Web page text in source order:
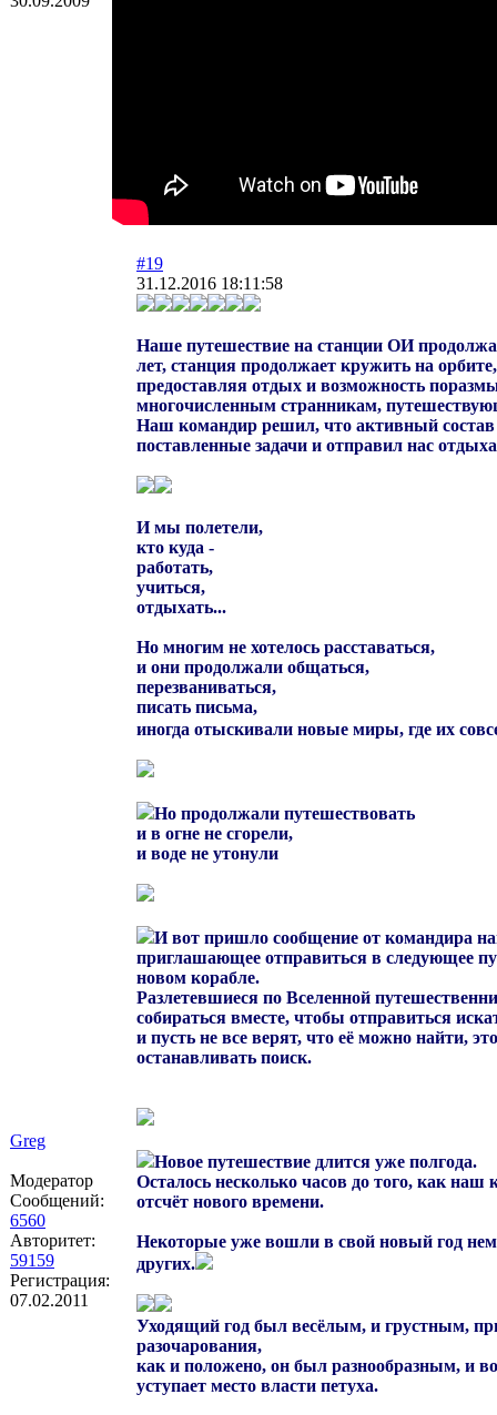
Greg
Модератор
Сообщений:
6560
Авторитет:
59159
Регистрация:
07.02.2011
#19
31.12.2016 18:11:58
Наше путешествие на станции ОИ
лет, станция продолжает кружить на орбите,
предоставляя отдых и возможность
многочисленным странникам,
Наш командир решил, что активный
поставленные задачи и отправил нас
И мы полетели,
кто куда -
работать,
учиться,
отдыхать...
Но многим не хотелось расставаться,
и они продолжали общаться,
перезваниваться,
писать письма,
иногда отыскивали новые миры, где их
Но продолжали путешествовать
и в огне не сгорели,
и воде не утонули
И вот пришло сообщение от командира
приглашающее отправиться в следующее
новом корабле.
Разлетевшиеся по Вселенной
собираться вместе, чтобы отправиться
и пусть не все верят, что её можно найти,
останавливать поиск.
Новое путешествие длится уже полгода.
Осталось несколько часов до того, как наш
отсчёт нового времени.
Некоторые уже вошли в свой новый год
других.
Уходящий год был весёлым, и грустным,
разочарования,
как и положено, он был разнообразным, и
уступает место власти петуха.